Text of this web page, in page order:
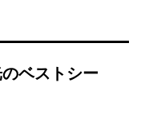
ベストシー